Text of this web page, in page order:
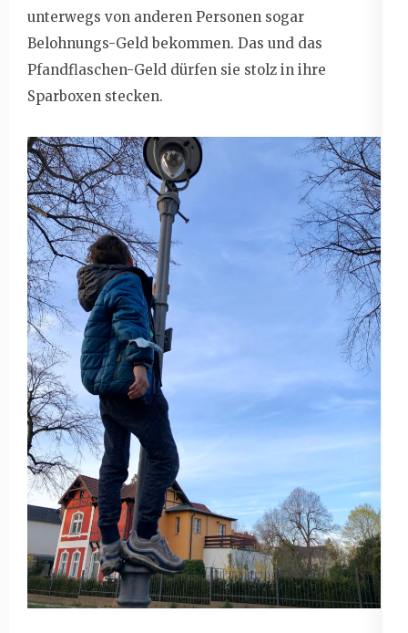
unterwegs von anderen Personen sogar
Belohnungs-Geld bekommen. Das und das
Pfandflaschen-Geld dürfen sie stolz in ihre
Sparboxen stecken.